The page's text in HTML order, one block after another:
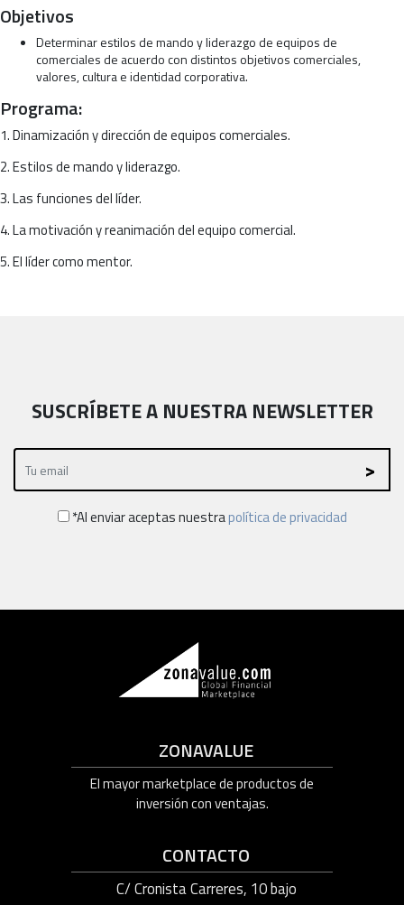
Objetivos
Determinar estilos de mando y liderazgo de equipos de
comerciales de acuerdo con distintos objetivos comerciales,
valores, cultura e identidad corporativa.
Programa:
1. Dinamización y dirección de equipos comerciales.
2. Estilos de mando y liderazgo.
3. Las funciones del líder.
4. La motivación y reanimación del equipo comercial.
5. El líder como mentor.
SUSCRÍBETE A NUESTRA NEWSLETTER
*Al enviar aceptas nuestrapolítica de privacidad
ZONAVALUE
El mayor marketplace de productos de
inversión con ventajas.
CONTACTO
C/ Cronista Carreres, 10 bajo